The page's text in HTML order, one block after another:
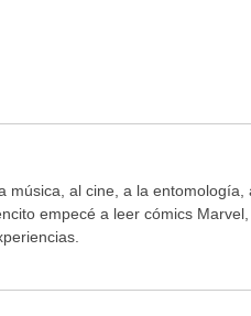
música, al cine, a la entomología,
empecé a leer cómics